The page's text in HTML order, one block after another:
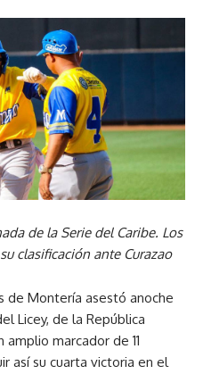
de la Serie del Caribe. Los
clasificación ante Curazao
de Montería asestó anoche
Licey, de la República
marcador de 11
así su cuarta victoria en el